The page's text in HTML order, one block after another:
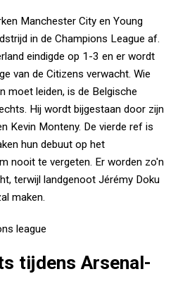
Manchester City en Young
in de Champions League af.
eindigde op 1-3 en er wordt
van de Citizens verwacht. Wie
moet leiden, is de Belgische
Hij wordt bijgestaan door zijn
Kevin Monteny. De vierde ref is
hun debuut op het
nooit te vergeten. Er worden zo'n
terwijl landgenoot Jérémy Doku
maken.
tijdens Arsenal-